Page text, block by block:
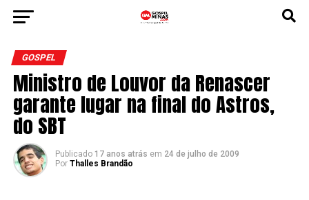
GOSPEL
Ministro de Louvor da Renascer
garante lugar na final do Astros,
do SBT
Publicado 17 anos atrás em 24 de julho de 2009
Por Thalles Brandão